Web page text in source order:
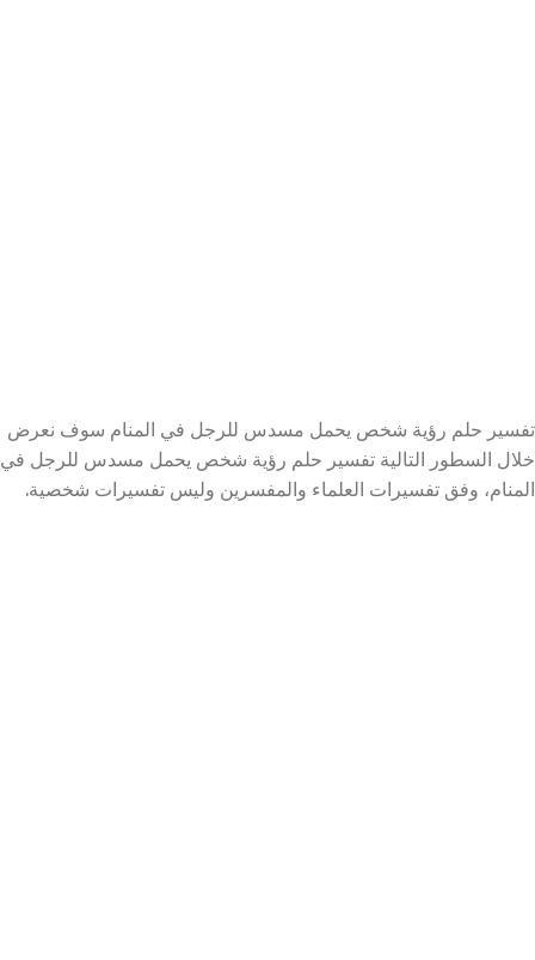
تفسير حلم رؤية شخص يحمل مسدس للرجل في المنام سوف نعرض
خلال السطور التالية تفسير حلم رؤية شخص يحمل مسدس للرجل في
المنام، وفق تفسيرات العلماء والمفسرين وليس تفسيرات شخصية.